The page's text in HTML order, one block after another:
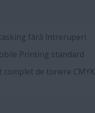
fără întreruperi
Printing standard
complet de tonere CMYK